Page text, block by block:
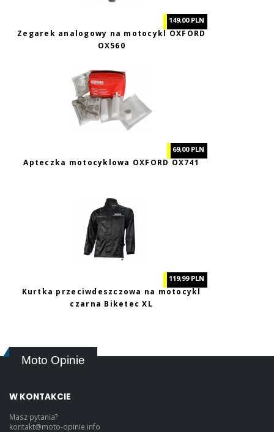
149,00 PLN
Zegarek analogowy na motocykl OXFORD
OX560
69,00 PLN
Apteczka motocyklowa OXFORD OX741
119,99 PLN
Kurtka przeciwdeszczowa na motocykl
czarna Biketec XL
Moto Opinie
W KONTAKCIE
Masz pytania?
kontakt@moto-opinie.info